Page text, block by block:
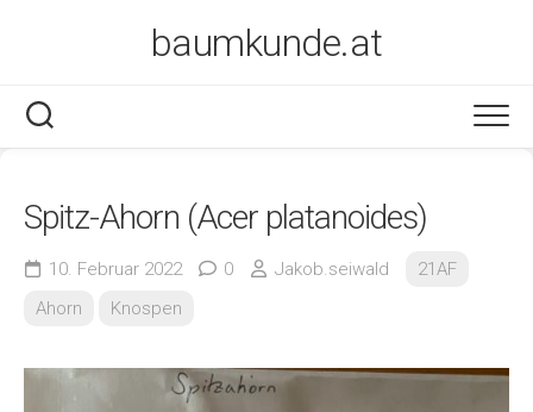
baumkunde.at
Spitz-Ahorn (Acer platanoides)
10. Februar 2022 0 Jakob.seiwald
21AF
Ahorn
Knospen